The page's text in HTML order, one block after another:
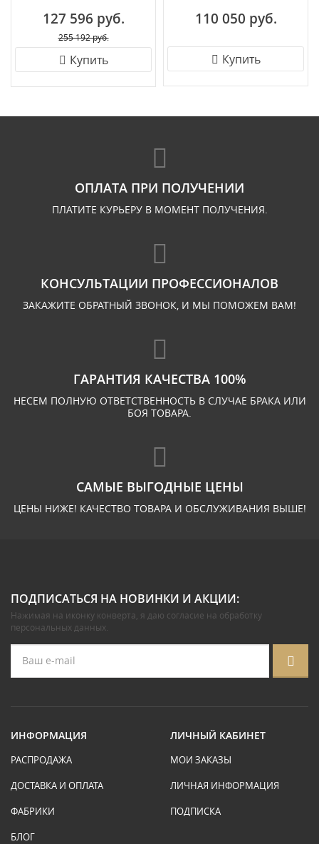
4926/85L
127 596 руб.
255 192 руб.
Купить
110 050 руб.
Купить
ОПЛАТА ПРИ ПОЛУЧЕНИИ
ПЛАТИТЕ КУРЬЕРУ В МОМЕНТ ПОЛУЧЕНИЯ.
КОНСУЛЬТАЦИИ ПРОФЕССИОНАЛОВ
ЗАКАЖИТЕ ОБРАТНЫЙ ЗВОНОК, И МЫ ПОМОЖЕМ ВАМ!
ГАРАНТИЯ КАЧЕСТВА 100%
НЕСЕМ ПОЛНУЮ ОТВЕТСТВЕННОСТЬ В СЛУЧАЕ БРАКА ИЛИ
БОЯ ТОВАРА.
САМЫЕ ВЫГОДНЫЕ ЦЕНЫ
ЦЕНЫ НИЖЕ! КАЧЕСТВО ТОВАРА И ОБСЛУЖИВАНИЯ ВЫШЕ!
ПОДПИСАТЬСЯ НА НОВИНКИ И АКЦИИ:
Нажимая на иконку конверта, я даю согласие на обработку
персональных данных.
ИНФОРМАЦИЯ
РАСПРОДАЖА
ДОСТАВКА И ОПЛАТА
ФАБРИКИ
БЛОГ
ЛИЧНЫЙ КАБИНЕТ
МОИ ЗАКАЗЫ
ЛИЧНАЯ ИНФОРМАЦИЯ
ПОДПИСКА